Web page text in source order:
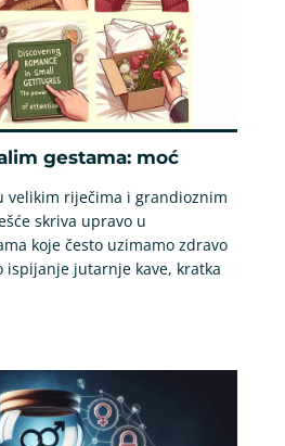
gestama: moć
velikim riječima i grandioznim
skriva upravo u
koje često uzimamo zdravo
ispijanje jutarnje kave, kratka